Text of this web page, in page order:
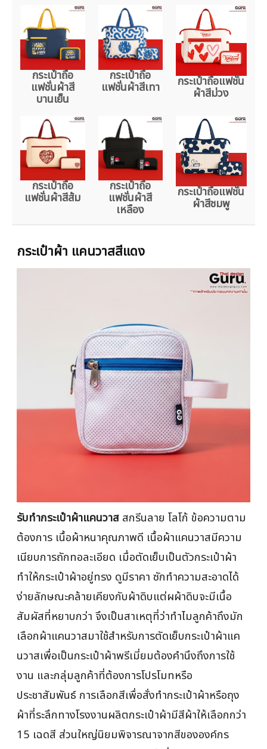
กระเป๋าถือ
แฟชั่นผ้าสี
บานเย็น
กระเป๋าถือ
แฟชั่นผ้าสีเทา กระเป๋าถือแฟชั่น
ผ้าสีม่วง
กระเป๋าถือ
แฟชั่นผ้าสีส้ม
กระเป๋าถือ
แฟชั่นผ้าสี
เหลือง
กระเป๋าถือแฟชั่น
ผ้าสีชมพู
กระเป๋าผ้า แคนวาสสีแดง
รับทำกระเป๋าผ้าแคนวาส สกรีนลาย โลโก้ ข้อความตาม
ต้องการ เนื้อผ้าหนาคุณภาพดี เนื้อผ้าแคนวาสมีความ
เนียบการถักทอละเอียด เมื่อตัดเย็บเป็นตัวกระเป๋าผ้า
ทำให้กระเป๋าผ้าอยู่ทรง ดูมีราคา ซักทำความสะอาดได้
ง่ายลักษณะคล้ายเคียงกับผ้าดิบแต่ผผ้าดิบจะมีเนื้อ
สัมผัสที่หยาบกว่า จึงเป็นสาเหตุที่ว่าทำไมลูกค้าถึงมัก
เลือกผ้าแคนวาสมาใช้สำหรับการตัดเย็บกระเป๋าผ้าแค
นวาสเพื่อเป็นกระเป๋าผ้าพรีเมี่ยมต้องคำนึงถึงการใช้
งาน และกลุ่มลูกค้าที่ต้องการโปรโมทหรือ
ประชาสัมพันธ์ การเลือกสีเพื่อสั่งทำกระเป๋าผ้าหรือถุง
ผ้าที่ระลึกทางโรงงานผลิตกระเป๋าผ้ามีสีผ้าให้เลือกกว่า
15 เฉดสี ส่วนใหญ่นิยมพิจารณาจากสีขององค์กร